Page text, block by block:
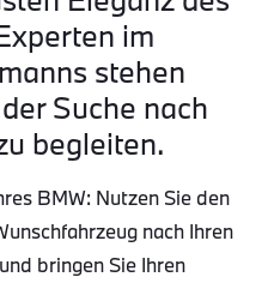
im
stehen
Suche nach
begleiten.
BMW: Nutzen Sie den
nach Ihren
bringen Sie Ihren